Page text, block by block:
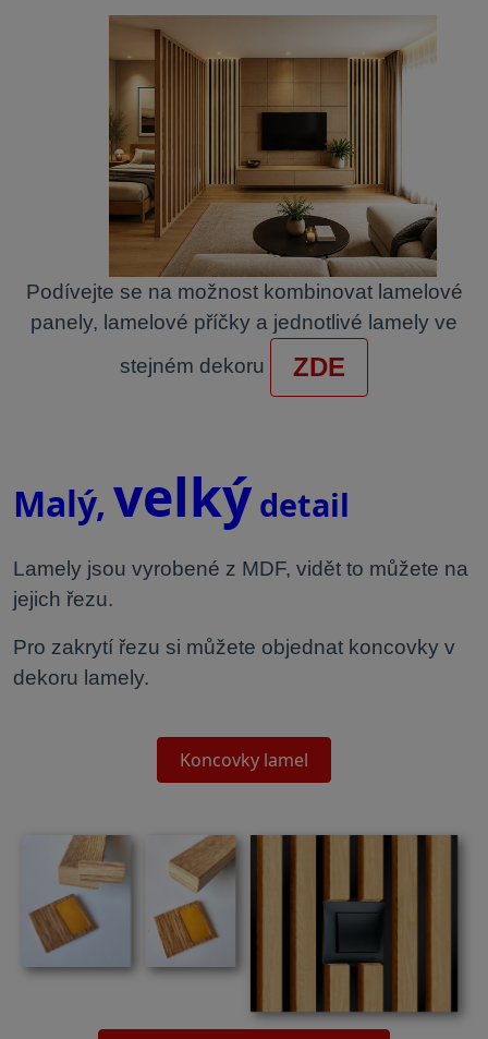
Podívejte se na možnost kombinovat lamelové
panely, lamelové příčky a jednotlivé lamely ve
stejném dekoru
ZDE
Malý, velký detail
Lamely jsou vyrobené z MDF, vidět to můžete na
jejich řezu.
Pro zakrytí řezu si můžete objednat koncovky v
dekoru lamely.
Koncovky lamel